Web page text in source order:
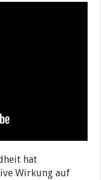
hat
Wirkung auf